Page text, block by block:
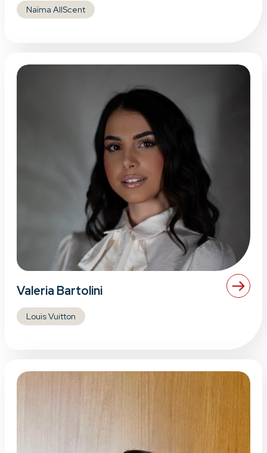
Naïma AllScent
Valeria Bartolini
Louis Vuitton